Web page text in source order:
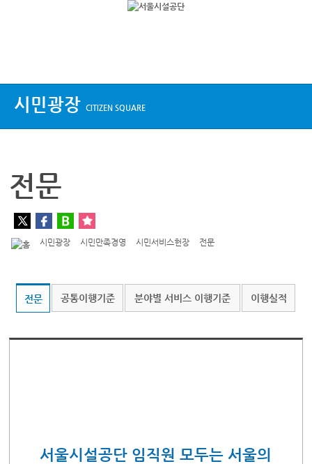
시민광장 CITIZEN SQUARE
전문
시민광장 시민만족경영 시민서비스헌장 전문
전문 공통이행기준 분야별 서비스 이행기준 이행실적
서울시설공단 임직원 모두는 서울의